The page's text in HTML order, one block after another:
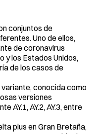
conjuntos de
Uno de ellos,
de coronavirus
y los Estados Unidos,
de los casos de
conocida como
versiones
AY.1, AY.2, AY.3, entre
plus en Gran Bretaña,